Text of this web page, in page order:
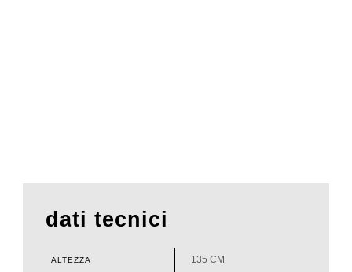
dati tecnici
ALTEZZA 135 CM